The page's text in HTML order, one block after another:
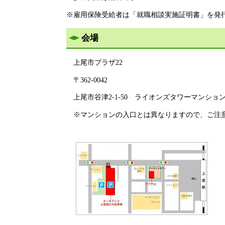
※雇用保険受給者は「就職相談実施証明書」を発
会場
上尾市プラザ22
〒362-0042
上尾市谷津2-1-50 ライオンズタワーマンショ
※マンションの入口とは異なりますので、ご注